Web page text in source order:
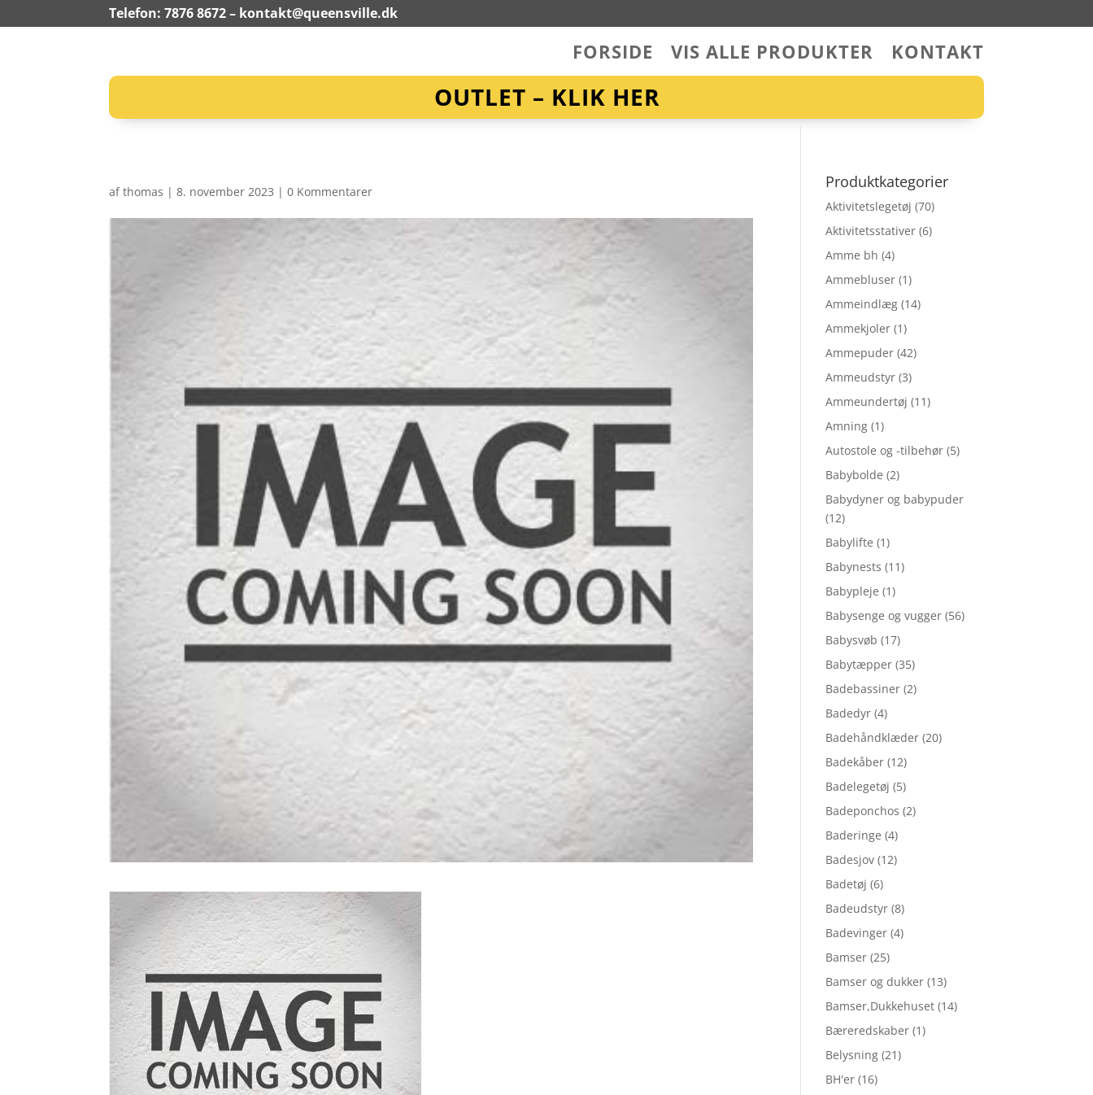
Telefon: 7876 8672 – kontakt@queensville.dk
FORSIDE VIS ALLE PRODUKTER KONTAKT
OUTLET – KLIK HER
afthomas |8. november 2023 |0 Kommentarer
Produktkategorier
Aktivitetslegetøj (70)
Aktivitetsstativer (6)
Amme bh (4)
Ammebluser (1)
Ammeindlæg (14)
Ammekjoler (1)
Ammepuder (42)
Ammeudstyr (3)
Ammeundertøj (11)
Amning (1)
Autostole og -tilbehør (5)
Babybolde (2)
Babydyner og babypuder
(12)
Babylifte (1)
Babynests (11)
Babypleje (1)
Babysenge og vugger (56)
Babysvøb (17)
Babytæpper (35)
Badebassiner (2)
Badedyr (4)
Badehåndklæder (20)
Badekåber (12)
Badelegetøj (5)
Badeponchos (2)
Baderinge (4)
Badesjov (12)
Badetøj (6)
Badeudstyr (8)
Badevinger (4)
Bamser (25)
Bamser og dukker (13)
Bamser,Dukkehuset (14)
Bæreredskaber (1)
Belysning (21)
BH'er (16)